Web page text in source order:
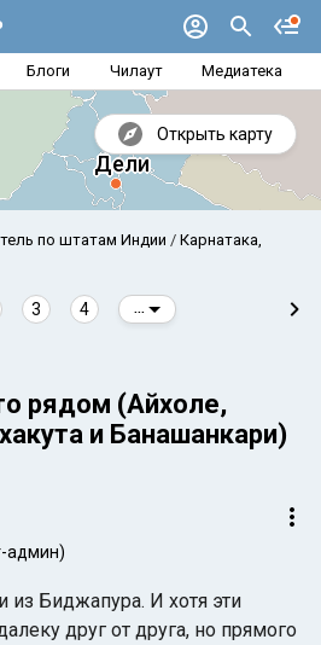
Блоги Чилаут Медиатека
Открыть карту
по штатам Индии
Карнатака,
3 4
рядом (Айхоле,
и Банашанкари)
админ)
Биджапура. И хотя эти
друг от друга, но прямого